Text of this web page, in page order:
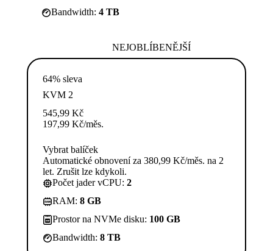
Bandwidth: 4 TB
NEJOBLÍBENĚJŠÍ
64% sleva
KVM 2
545,99 Kč
197,99 Kč/měs.
Vybrat balíček
Automatické obnovení za 380,99 Kč/měs. na 2
let. Zrušit lze kdykoli.
Počet jader vCPU: 2
RAM: 8 GB
Prostor na NVMe disku: 100 GB
Bandwidth: 8 TB